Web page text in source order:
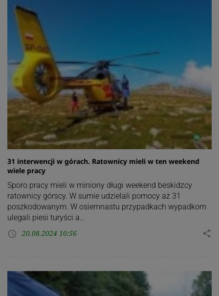
31 interwencji w górach. Ratownicy mieli w ten weekend
wiele pracy
Sporo pracy mieli w miniony długi weekend beskidzcy
ratownicy górscy. W sumie udzielali pomocy aż 31
poszkodowanym. W osiemnastu przypadkach wypadkom
ulegali piesi turyści a…
access_time 20.08.2024 10:56 share